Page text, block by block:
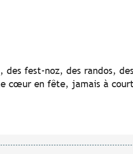
aux
des fest-noz, des randos,
cœur en fête, jamais à